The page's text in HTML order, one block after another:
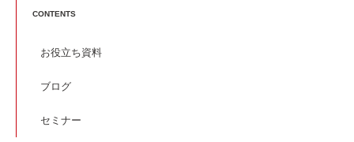
CONTENTS
お役立ち資料
ブログ
セミナー